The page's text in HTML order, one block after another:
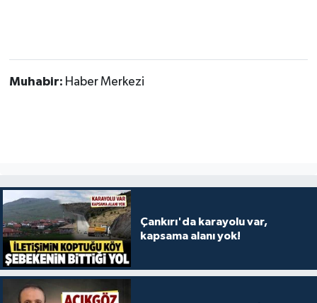
Muhabir: Haber Merkezi
Çankırı'da karayolu var,
kapsama alanı yok!